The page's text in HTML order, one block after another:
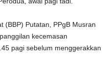
(BBP) Putatan, PPgB Musran
kecemasan
pagi sebelum menggerakkan